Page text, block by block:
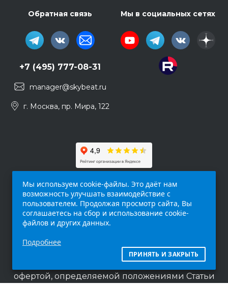
Обратная связь
+7 (495) 777-08-31
manager@skybeat.ru
г. Москва, пр. Мира, 122
Мы в социальных сетях
интернет-сайт (
исключительно информационный характер и
ни при каких условиях не является публичной
офертой, определяемой положениями Статьи
Мы используем cookie-файлы. Это даёт нам
возможность улучшать взаимодействие с
пользователем. Продолжая просмотр сайта, Вы
соглашаетесь на сбор и использование cookie-
файлов и других данных.
Подробнее
ПРИНЯТЬ И ЗАКРЫТЬ